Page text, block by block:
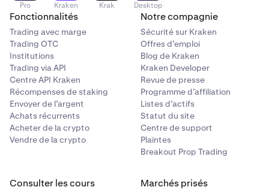
Pro Kraken Krak Desktop
Fonctionnalités
Trading avec marge
Trading OTC
Institutions
Trading via API
Centre API Kraken
Récompenses de staking
Envoyer de l’argent
Achats récurrents
Acheter de la crypto
Vendre de la crypto
Notre compagnie
Sécurité sur Kraken
Offres d’emploi
Blog de Kraken
Kraken Developer
Revue de presse
Programme d’affiliation
Listes d’actifs
Statut du site
Centre de support
Plaintes
Breakout Prop Trading
Consulter les cours Marchés prisés